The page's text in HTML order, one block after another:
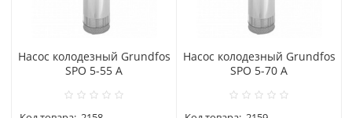
Насос колодезный Grundfos
SPO 5-55 А
Насос колодезный Grundfos
SPO 5-70 А